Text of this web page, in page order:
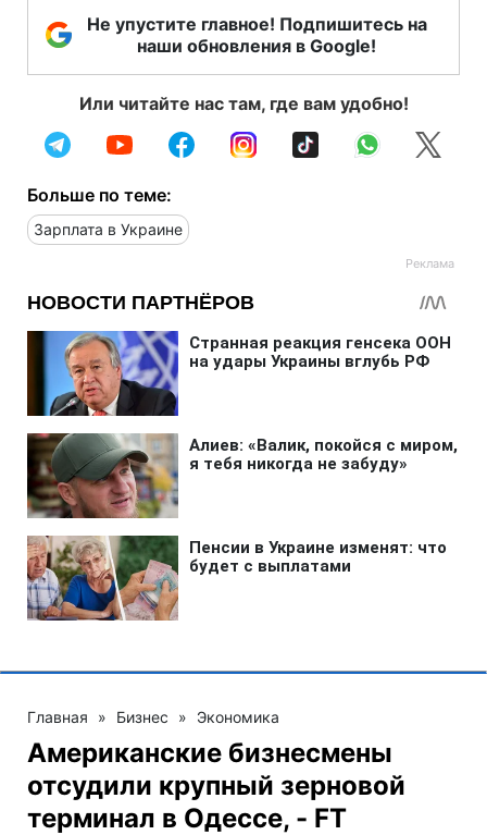
Не упустите главное! Подпишитесь на
наши обновления в Google!
Или читайте нас там, где вам удобно!
Больше по теме:
Зарплата в Украине
Главная » Бизнес » Экономика
Американские бизнесмены
отсудили крупный зерновой
терминал в Одессе, - FT